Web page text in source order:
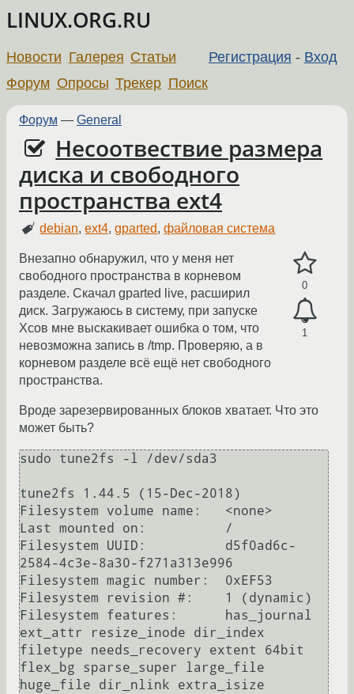
LINUX.ORG.RU
Регистрация - Вход
Новости Галерея Статьи
Форум Опросы Трекер Поиск
Форум — General
Несоотвествие размера
диска и свободного
пространства ext4
debian,ext4,gparted,файловая система
0
1
Внезапно обнаружил, что у меня нет
свободного пространства в корневом
разделе. Скачал gparted live, расширил
диск. Загружаюсь в систему, при запуске
Хсов мне выскакивает ошибка о том, что
невозможна запись в /tmp. Проверяю, а в
корневом разделе всё ещё нет свободного
пространства.
Вроде зарезервированных блоков хватает. Что это
может быть?
sudo tune2fs -l /dev/sda3
tune2fs 1.44.5 (15-Dec-2018)
Filesystem volume name:   <none>
Last mounted on:          /
Filesystem UUID:          d5f0ad6c-
2584-4c3e-8a30-f271a313e996
Filesystem magic number:  0xEF53
Filesystem revision #:    1 (dynamic)
Filesystem features:      has_journal
ext_attr resize_inode dir_index
filetype needs_recovery extent 64bit
flex_bg sparse_super large_file
huge_file dir_nlink extra_isize